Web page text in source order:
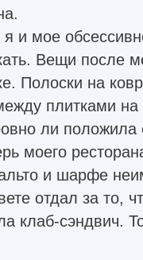
и мое
Вещи после
Полоски на
плитками на
ли положила
моего
и шарфе
отдал за то,
клаб-сэндвич.